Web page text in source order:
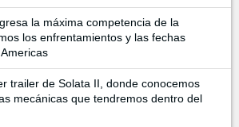
la máxima competencia de la
los enfrentamientos y las fechas
trailer de Solata II, donde conocemos
mecánicas que tendremos dentro del